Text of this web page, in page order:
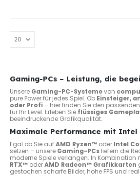
Gaming-PCs – Leistung, die
Unsere Gaming-PC-Systemevon
pure Power für jedes Spiel. Ob Einsteiger,
oder Profi – hier finden Sie den passenden
für Ihr Level. Erleben Sie flüssiges
beeindruckende Grafikqualität.
Maximale Performance mit Intel
Egal ob Sie aufAMD Ryzen™ oder Intel
setzen – unsere Gaming-PCs liefern die
moderne Spiele verlangen. In Kombination
RTX™ oderAMD Radeon™ Grafikkarten
gestochen scharfe Bilder, hohe FPS und